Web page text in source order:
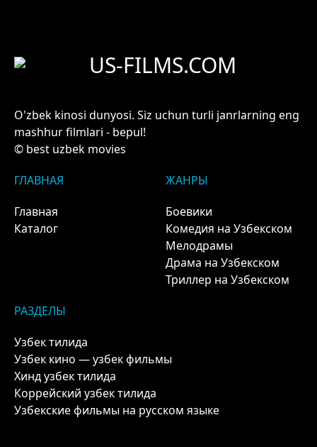
US-FILMS.COM
O'zbek kinosi dunyosi. Siz uchun turli janrlarning eng
mashhur filmlari - bepul!
© best uzbek movies
ГЛАВНАЯ
Главная
Каталог
ЖАНРЫ
Боевики
Комедия на Узбекском
Мелодрамы
Драма на Узбекском
Триллер на Узбекском
РАЗДЕЛЫ
Узбек тилида
Узбек кино — узбек фильмы
Хинд узбек тилида
Коррейский узбек тилида
Узбекские фильмы на русском языке